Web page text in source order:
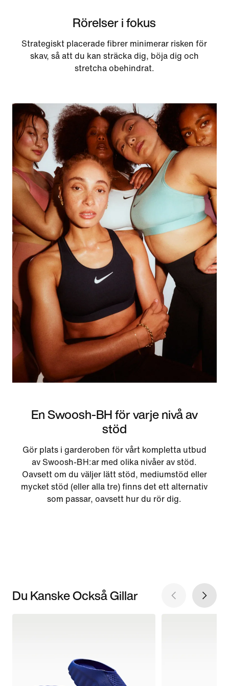
Rörelser i fokus
Strategiskt placerade fibrer minimerar risken för
skav, så att du kan sträcka dig, böja dig och
stretcha obehindrat.
En Swoosh-BH för varje nivå av
stöd
Gör plats i garderoben för vårt kompletta utbud
av Swoosh-BH:ar med olika nivåer av stöd.
Oavsett om du väljer lätt stöd, mediumstöd eller
mycket stöd (eller alla tre) finns det ett alternativ
som passar, oavsett hur du rör dig.
Du Kanske Också Gillar